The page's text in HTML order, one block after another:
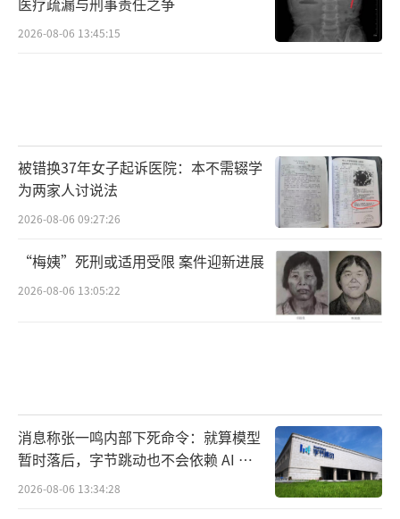
2026-08-06 13:45:15
被错换37年女子起诉医院：本不需辍学
为两家人讨说法
2026-08-06 09:27:26
“梅姨”死刑或适用受限 案件迎新进展
2026-08-06 13:05:22
消息称张一鸣内部下死命令：就算模型
暂时落后，字节跳动也不会依赖 AI 蒸
馏技术
2026-08-06 13:34:28